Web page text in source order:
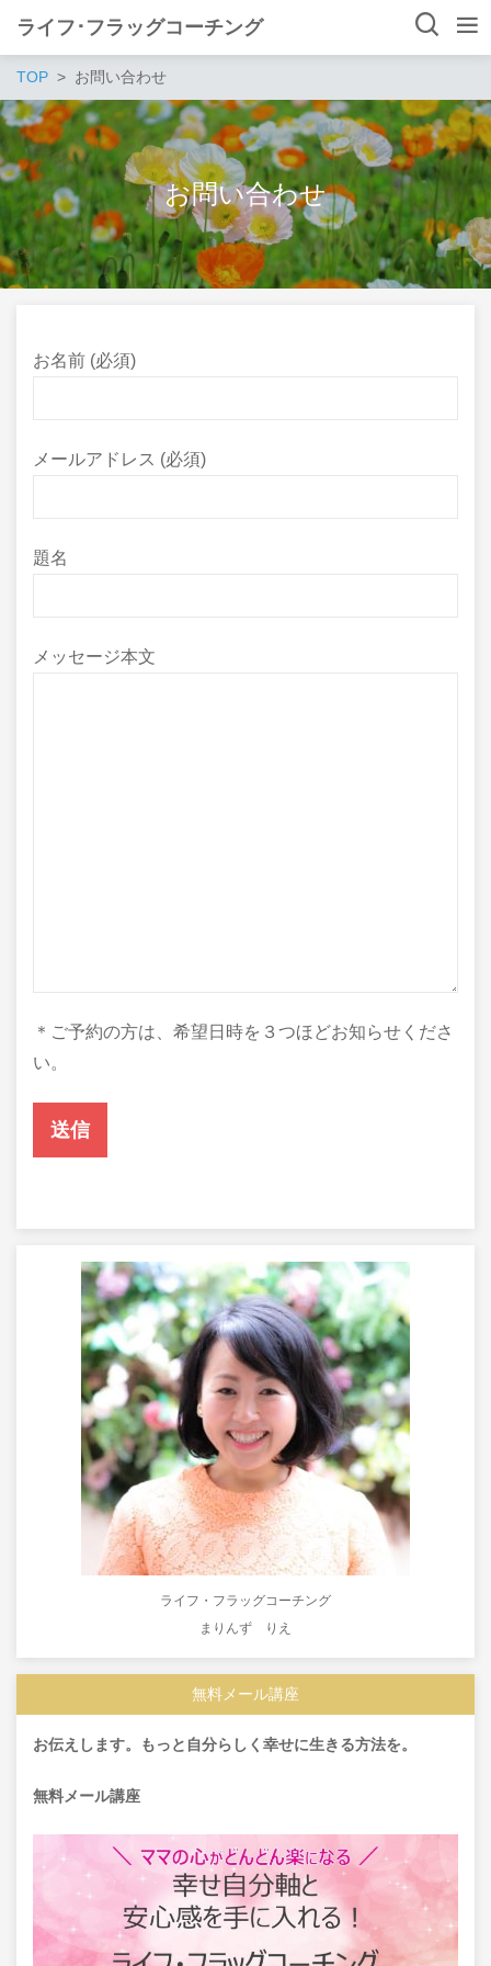
ライフ･フラッグコーチング
TOP お問い合わせ
お問い合わせ
お名前 (必須)
メールアドレス (必須)
題名
メッセージ本文
＊ご予約の方は、希望日時を３つほどお知らせくださ
い。
ライフ・フラッグコーチング
まりんず りえ
無料メール講座
お伝えします。もっと自分らしく幸せに生きる方法を。
無料メール講座